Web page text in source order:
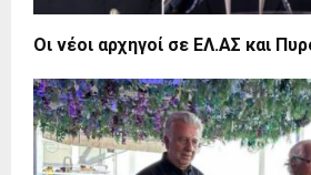
Οι νέοι αρχηγοί σε ΕΛ.ΑΣ και